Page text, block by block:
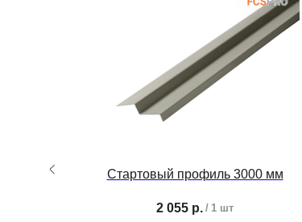
Стартовый профиль 3000 мм
2 055 р. / 1 шт